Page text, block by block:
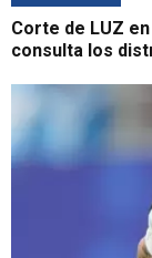
Corte de LUZ
consulta los